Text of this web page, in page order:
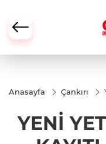
Anasayfa Çankırı
YENİ